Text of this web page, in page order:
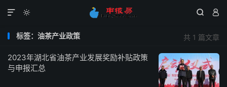
  

共 1 篇文章
标签：油茶产业政策
2023年湖北省油茶产业发展奖励补贴政策
与申报汇总